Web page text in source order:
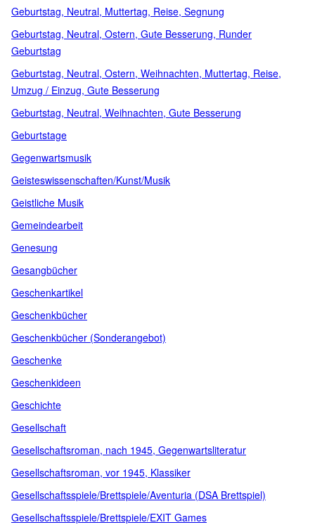
Geburtstag, Neutral, Muttertag, Reise, Segnung
Geburtstag, Neutral, Ostern, Gute Besserung, Runder
Geburtstag
Geburtstag, Neutral, Ostern, Weihnachten, Muttertag, Reise,
Umzug / Einzug, Gute Besserung
Geburtstag, Neutral, Weihnachten, Gute Besserung
Geburtstage
Gegenwartsmusik
Geisteswissenschaften/Kunst/Musik
Geistliche Musik
Gemeindearbeit
Genesung
Gesangbücher
Geschenkartikel
Geschenkbücher
Geschenkbücher (Sonderangebot)
Geschenke
Geschenkideen
Geschichte
Gesellschaft
Gesellschaftsroman, nach 1945, Gegenwartsliteratur
Gesellschaftsroman, vor 1945, Klassiker
Gesellschaftsspiele/Brettspiele/Aventuria (DSA Brettspiel)
Gesellschaftsspiele/Brettspiele/EXIT Games